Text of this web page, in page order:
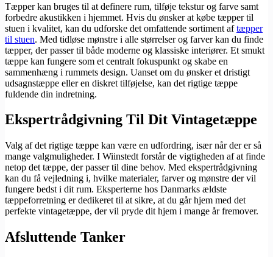
Tæpper kan bruges til at definere rum, tilføje tekstur og farve samt
forbedre akustikken i hjemmet. Hvis du ønsker at købe tæpper til
stuen i kvalitet, kan du udforske det omfattende sortiment aftæpper
til stuen. Med tidløse mønstre i alle størrelser og farver kan du finde
tæpper, der passer til både moderne og klassiske interiører. Et smukt
tæppe kan fungere som et centralt fokuspunkt og skabe en
sammenhæng i rummets design. Uanset om du ønsker et dristigt
udsagnstæppe eller en diskret tilføjelse, kan det rigtige tæppe
fuldende din indretning.
Ekspertrådgivning Til Dit Vintagetæppe
Valg af det rigtige tæppe kan være en udfordring, især når der er så
mange valgmuligheder. I Wiinstedt forstår de vigtigheden af at finde
netop det tæppe, der passer til dine behov. Med ekspertrådgivning
kan du få vejledning i, hvilke materialer, farver og mønstre der vil
fungere bedst i dit rum. Eksperterne hos Danmarks ældste
tæppeforretning er dedikeret til at sikre, at du går hjem med det
perfekte vintagetæppe, der vil pryde dit hjem i mange år fremover.
Afsluttende Tanker